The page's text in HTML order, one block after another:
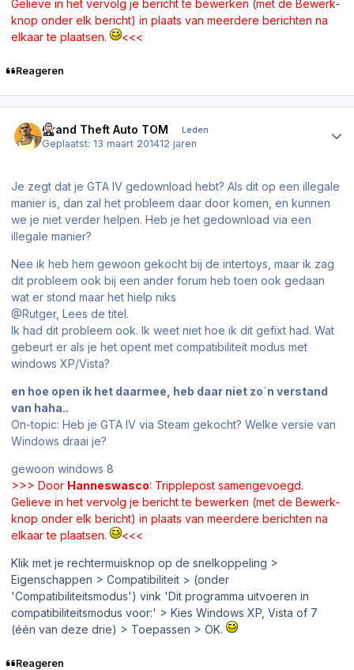
Gelieve in het vervolg je bericht te bewerken (met de Bewerk-
knop onder elk bericht) in plaats van meerdere berichten na
elkaar te plaatsen.
<<<
Reageren
Grand Theft Auto TOM Leden
Geplaatst:13 maart 201412 jaren
Je zegt dat je GTA IV gedownload hebt? Als dit op een illegale
manier is, dan zal het probleem daar door komen, en kunnen
we je niet verder helpen. Heb je het gedownload via een
illegale manier?
Nee ik heb hem gewoon gekocht bij de intertoys, maar ik zag
dit probleem ook bij een ander forum heb toen ook gedaan
wat er stond maar het hielp niks
@Rutger, Lees de titel.
Ik had dit probleem ook. Ik weet niet hoe ik dit gefixt had. Wat
gebeurt er als je het opent met compatibiliteit modus met
windows XP/Vista?
en hoe open ik het daarmee, heb daar niet zo´n verstand
van haha..
On-topic: Heb je GTA IV via Steam gekocht? Welke versie van
Windows draai je?
gewoon windows 8
>>> Door Hanneswasco: Tripplepost samengevoegd.
Gelieve in het vervolg je bericht te bewerken (met de Bewerk-
knop onder elk bericht) in plaats van meerdere berichten na
elkaar te plaatsen.
<<<
Klik met je rechtermuisknop op de snelkoppeling >
Eigenschappen > Compatibiliteit > (onder
'Compatibiliteitsmodus') vink 'Dit programma uitvoeren in
compatibiliteitsmodus voor:' > Kies Windows XP, Vista of 7
(één van deze drie) > Toepassen > OK.
Reageren